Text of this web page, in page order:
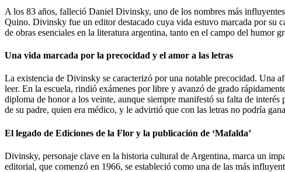
A los 83 años, falleció Daniel Divinsky, uno de los nombres más
Quino. Divinsky fue un editor destacado cuya vida estuvo marcada por su
de obras esenciales en la literatura argentina, tanto en el campo del humor
Una vida marcada por la precocidad y el amor a las letras
La existencia de Divinsky se caracterizó por una notable precocidad. Una
leer. En la escuela, rindió exámenes por libre y avanzó de grado
diploma de honor a los veinte, aunque siempre manifestó su falta de
de su padre, quien era médico, y le advirtió que con las letras no podría
El legado de Ediciones de la Flor y la publicación de ‘Mafalda’
Divinsky, personaje clave en la historia cultural de Argentina, marca un
editorial, que comenzó en 1966, se estableció como una de las más